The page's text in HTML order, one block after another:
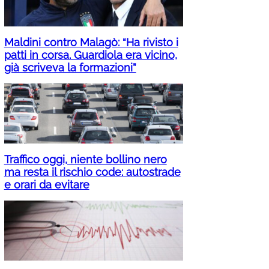
Maldini contro Malagò: “Ha rivisto i
patti in corsa. Guardiola era vicino,
già scriveva la formazioni”
Traffico oggi, niente bollino nero
ma resta il rischio code: autostrade
e orari da evitare